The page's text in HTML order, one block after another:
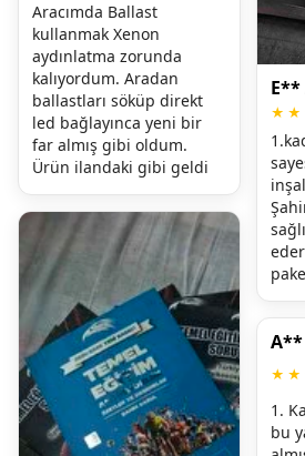
Aracımda Ballast
kullanmak Xenon
aydınlatma zorunda
kalıyordum. Aradan
ballastları söküp direkt
led bağlayınca yeni bir
far almış gibi oldum.
Ürün ilandaki gibi geldi
1.
bu